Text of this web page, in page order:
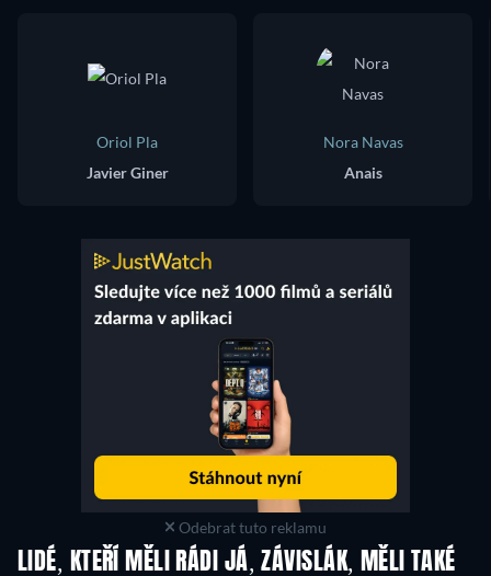
Oriol Pla
Javier Giner
Nora Navas
Anais
Odebrat tuto reklamu
LIDÉ, KTEŘÍ MĚLI RÁDI JÁ, ZÁVISLÁK, MĚLI TAKÉ